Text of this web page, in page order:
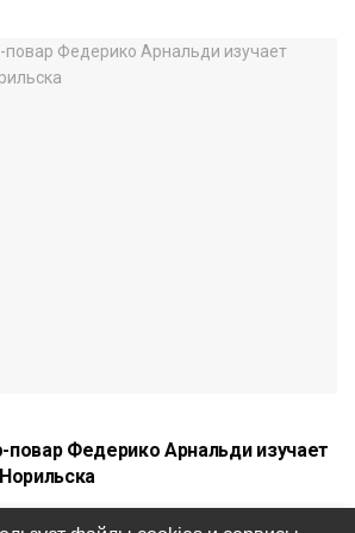
Федерико Арнальди изучает